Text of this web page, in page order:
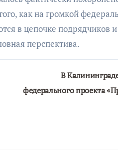
как на громкой
в цепочке подрядчиков
перспектива.
В
федерального проекта